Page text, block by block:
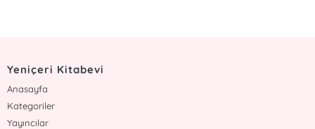
Yeniçeri Kitabevi
Anasayfa
Kategoriler
Yayıncılar